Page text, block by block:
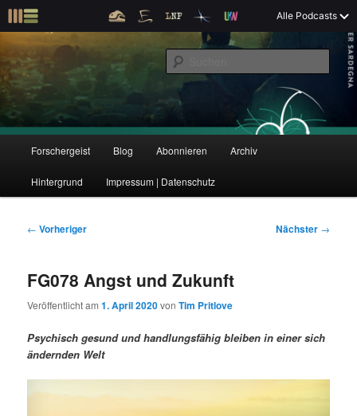
m
p
r
i
ä
Alle Podcasts
Forschergeist
Der Interview-Podcast zu Bildung und Forschung
u
e
p
Z
u
r
m
ä
Z
u
e
u
n
Forschergeist Blog Abonnieren Archiv
Hintergrund Impressum | Datenschutz
B
t
a
s
n
a
v
← Vorheriger Nächster →
FG078 Angst und Zukunft
Veröffentlicht am1. April 2020vonTim Pritlove
Psychisch gesund und handlungsfähig bleiben in einer sich
ändernden Welt